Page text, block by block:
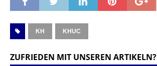
KH KHUC
ZUFRIEDEN MIT UNSEREN ARTIKELN?